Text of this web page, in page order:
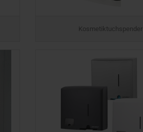
Kosmetiktuchspender